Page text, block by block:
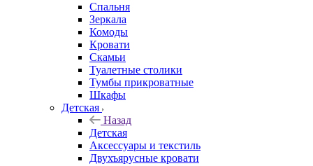
Спальня
Зеркала
Комоды
Кровати
Скамьи
Туалетные столики
Тумбы прикроватные
Шкафы
Детская
Назад
Детская
Аксессуары и текстиль
Двухъярусные кровати